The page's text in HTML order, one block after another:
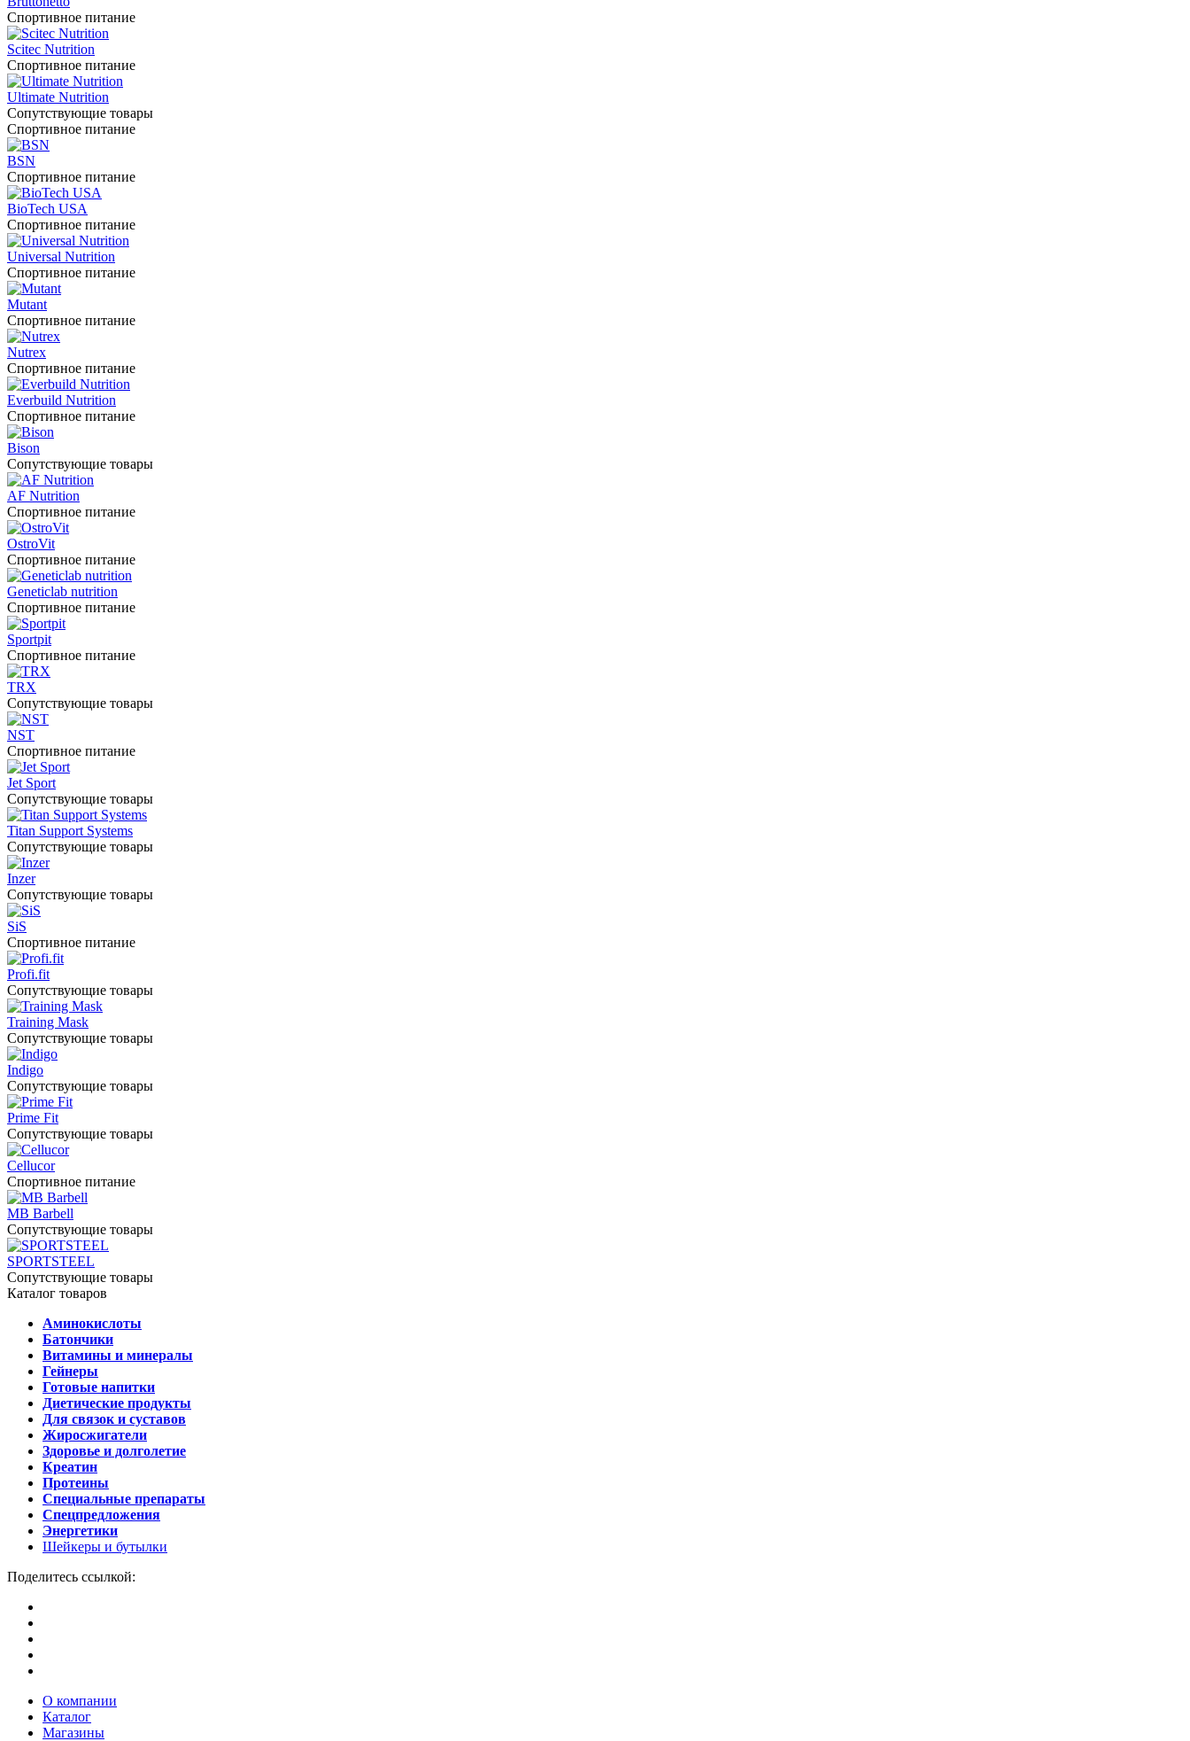
Спортивное питание
Scitec Nutrition
Спортивное питание
Ultimate Nutrition
Сопутствующие товары
Спортивное питание
BSN
Спортивное питание
BioTech USA
Спортивное питание
Universal Nutrition
Спортивное питание
Mutant
Спортивное питание
Nutrex
Спортивное питание
Everbuild Nutrition
Спортивное питание
Bison
Сопутствующие товары
AF Nutrition
Спортивное питание
OstroVit
Спортивное питание
Geneticlab nutrition
Спортивное питание
Sportpit
Спортивное питание
TRX
Сопутствующие товары
NST
Спортивное питание
Jet Sport
Сопутствующие товары
Titan Support Systems
Сопутствующие товары
Inzer
Сопутствующие товары
SiS
Спортивное питание
Profi.fit
Сопутствующие товары
Training Mask
Сопутствующие товары
Indigo
Сопутствующие товары
Prime Fit
Сопутствующие товары
Cellucor
Спортивное питание
MB Barbell
Сопутствующие товары
SPORTSTEEL
Сопутствующие товары
Каталог товаров
Аминокислоты
Батончики
Витамины и минералы
Гейнеры
Готовые напитки
Диетические продукты
Для связок и суставов
Жиросжигатели
Здоровье и долголетие
Креатин
Протеины
Специальные препараты
Спецпредложения
Энергетики
Шейкеры и бутылки
Поделитесь ссылкой:
О компании
Каталог
Магазины